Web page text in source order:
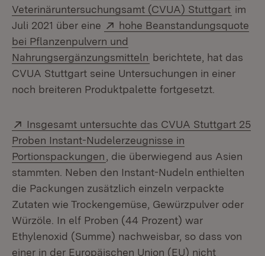
Veterinäruntersuchungsamt (CVUA) Stuttgart im
Juli 2021 über eine
Extern:
hohe Beanstandungsquote
bei Pflanzenpulvern und
Nahrungsergänzungsmitteln (Öffnet in neuem
berichtete, hat das
CVUA Stuttgart seine Untersuchungen in einer
noch breiteren Produktpalette fortgesetzt.
Extern:
Insgesamt untersuchte das CVUA Stuttgart 25
Proben Instant-Nudelerzeugnisse in
Portionspackungen (Öffnet in neuem Fenster)
, die überwiegend aus Asien
stammten. Neben den Instant-Nudeln enthielten
die Packungen zusätzlich einzeln verpackte
Zutaten wie Trockengemüse, Gewürzpulver oder
Würzöle. In elf Proben (44 Prozent) war
Ethylenoxid (Summe) nachweisbar, so dass von
einer in der Europäischen Union (EU) nicht